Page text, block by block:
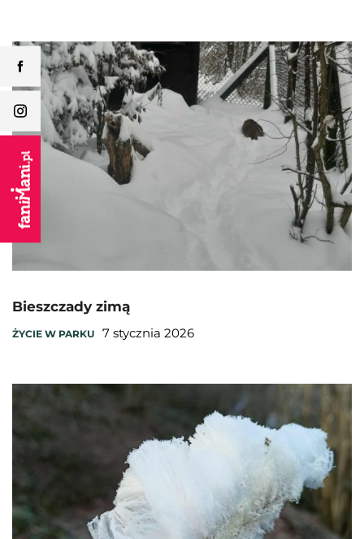
Bieszczady zimą
ŻYCIE W PARKU 7 stycznia 2026